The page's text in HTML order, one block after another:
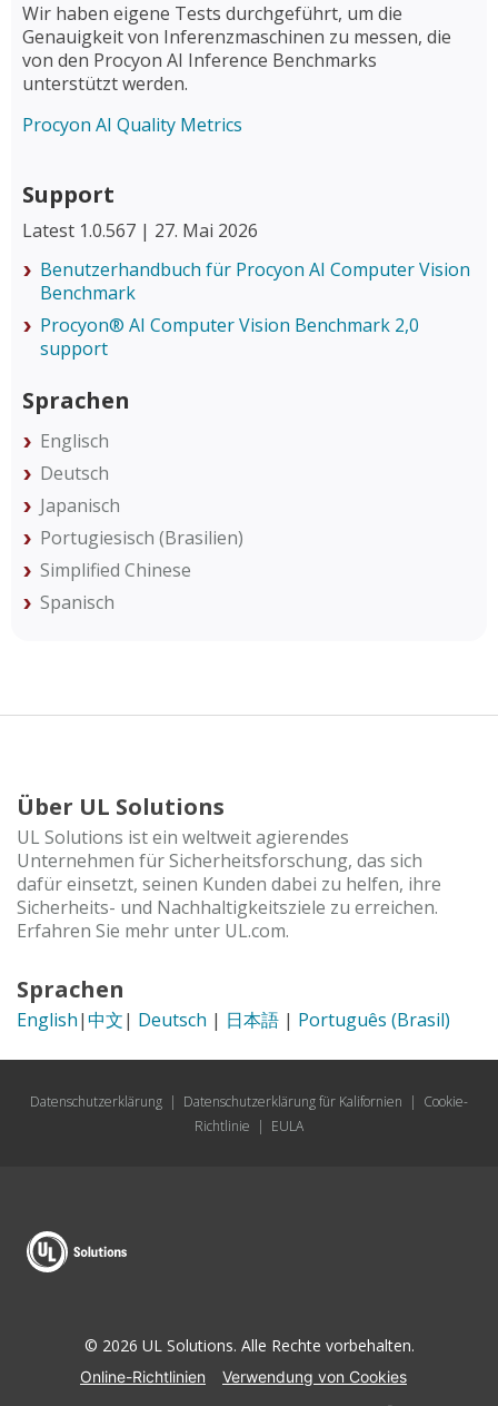
Wir haben eigene Tests durchgeführt, um die
Genauigkeit von Inferenzmaschinen zu messen, die
von den Procyon AI Inference Benchmarks
unterstützt werden.
Procyon AI Quality Metrics
Support
Latest 1.0.567 | 27. Mai 2026
Benutzerhandbuch für Procyon AI Computer Vision
Benchmark
Procyon® AI Computer Vision Benchmark 2,0
support
Sprachen
Englisch
Deutsch
Japanisch
Portugiesisch (Brasilien)
Simplified Chinese
Spanisch
Über UL Solutions
UL Solutions ist ein weltweit agierendes
Unternehmen für Sicherheitsforschung, das sich
dafür einsetzt, seinen Kunden dabei zu helfen, ihre
Sicherheits- und Nachhaltigkeitsziele zu erreichen.
Erfahren Sie mehr unter UL.com.
Sprachen
English|中文| Deutsch | 日本語 | Português (Brasil)
Datenschutzerklärung | Datenschutzerklärung für Kalifornien | Cookie-
Richtlinie | EULA
© 2026 UL Solutions. Alle Rechte vorbehalten.
Online-Richtlinien
Verwendung von Cookies